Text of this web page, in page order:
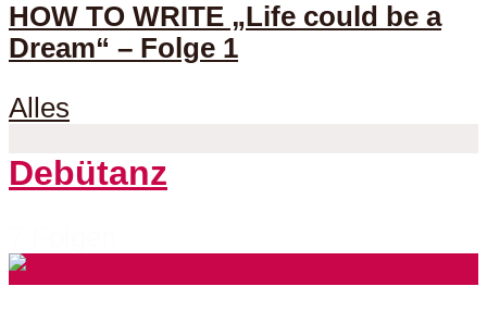
HOW TO WRITE „Life could be a
Dream“ – Folge 1
Alles
Debütanz